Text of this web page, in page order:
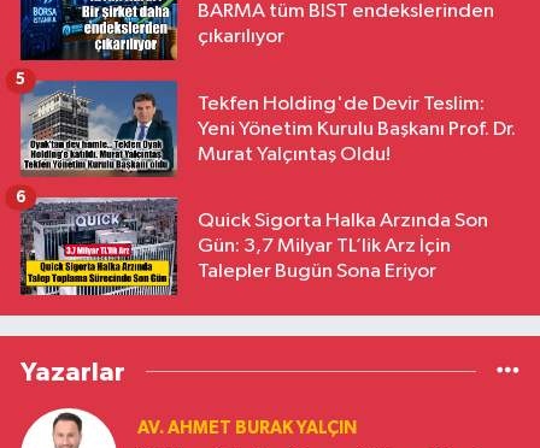
BARMA tüm BIST endekslerinden
çıkarılıyor
Tekfen Holding'de Devir Teslim:
Yeni Yönetim Kurulu Başkanı Prof. Dr.
Murat Yalçıntaş Oldu!
5
Quick Sigorta Halka Arzında Son
Gün: 3,7 Milyar TL’lik Arz İçin
Talepler Bugün Sona Eriyor
6
Yazarlar
AV. AHMET BURAK YALÇIN